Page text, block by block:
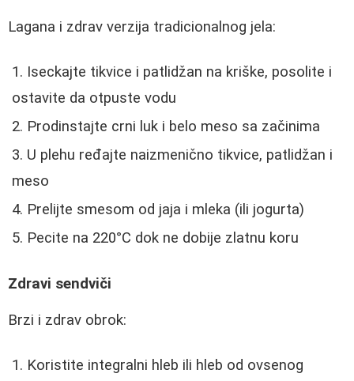
Lagana i zdrav verzija tradicionalnog jela:
Iseckajte tikvice i patlidžan na kriške, posolite i
ostavite da otpuste vodu
Prodinstajte crni luk i belo meso sa začinima
U plehu ređajte naizmenično tikvice, patlidžan i
meso
Prelijte smesom od jaja i mleka (ili jogurta)
Pecite na 220°C dok ne dobije zlatnu koru
Zdravi sendviči
Brzi i zdrav obrok:
Koristite integralni hleb ili hleb od ovsenog